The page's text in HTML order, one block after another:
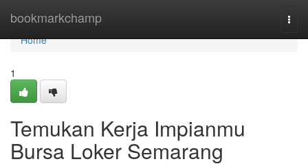
bookmarkchamp
Home
Home
1
Temukan Kerja Impianmu
Bursa Loker Semarang